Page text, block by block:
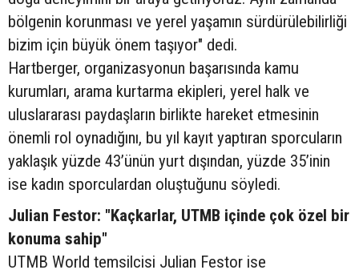
bölgenin korunması ve yerel yaşamın sürdürülebilirliği
bizim için büyük önem taşıyor" dedi.
Hartberger, organizasyonun başarısında kamu
kurumları, arama kurtarma ekipleri, yerel halk ve
uluslararası paydaşların birlikte hareket etmesinin
önemli rol oynadığını, bu yıl kayıt yaptıran sporcuların
yaklaşık yüzde 43’ünün yurt dışından, yüzde 35’inin
ise kadın sporculardan oluştuğunu söyledi.
Julian Festor: "Kaçkarlar, UTMB içinde çok özel bir
konuma sahip"
UTMB World temsilcisi Julian Festor ise